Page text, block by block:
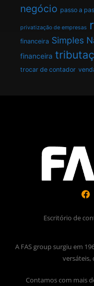
negócio passo a
privatização de empresas
financeira Simples
financeira
trocar de contador
Escritório de
A FAS group surgiu em
versáteis,
Contamos com mais